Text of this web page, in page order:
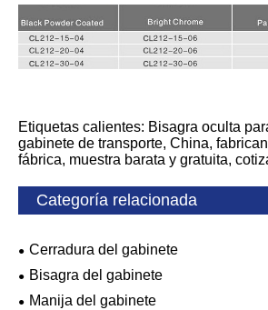
Etiquetas calientes: Bisagra oculta
gabinete de transporte, China,
fábrica, muestra barata y gratuita,
Categoría relacionada
Cerradura del gabinete
Bisagra del gabinete
Manija del gabinete